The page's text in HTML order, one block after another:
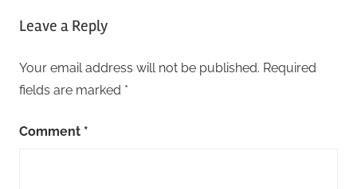
Leave a Reply
Your email address will not be published. Required
fields are marked *
Comment *